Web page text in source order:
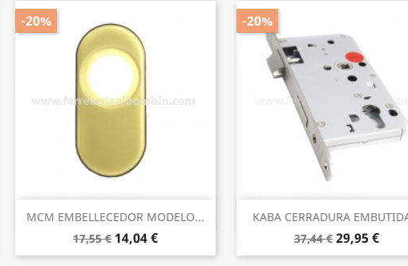
MCM EMBELLECEDOR MODELO...
17,55 € 14,04 €
-20%
Vista rápida
KABA CERRADURA
37,44 € 29,95 €
-20%
Vista rápida